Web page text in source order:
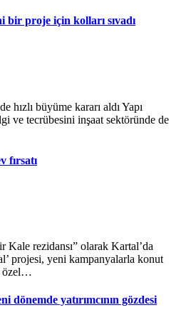
bir proje için kolları sıvadı
büyüme kararı aldı Yapı
ve tecrübesini inşaat sektöründe de
fırsatı
rezidansı” olarak Kartal’da
projesi, yeni kampanyalarla konut
özel…
dönemde yatırımcının gözdesi